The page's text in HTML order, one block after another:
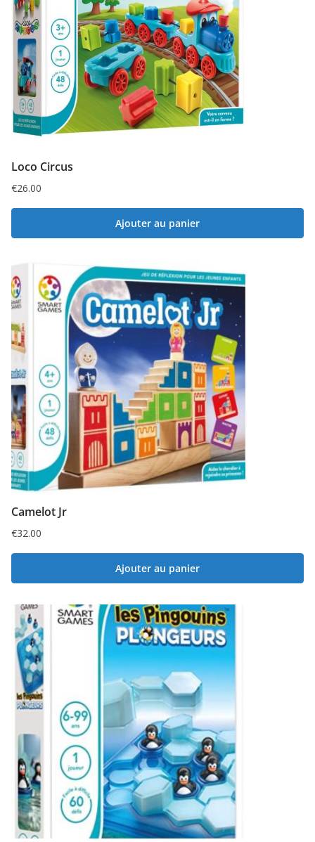
Loco Circus
€26.00
Ajouter au panier
Camelot Jr
€32.00
Ajouter au panier